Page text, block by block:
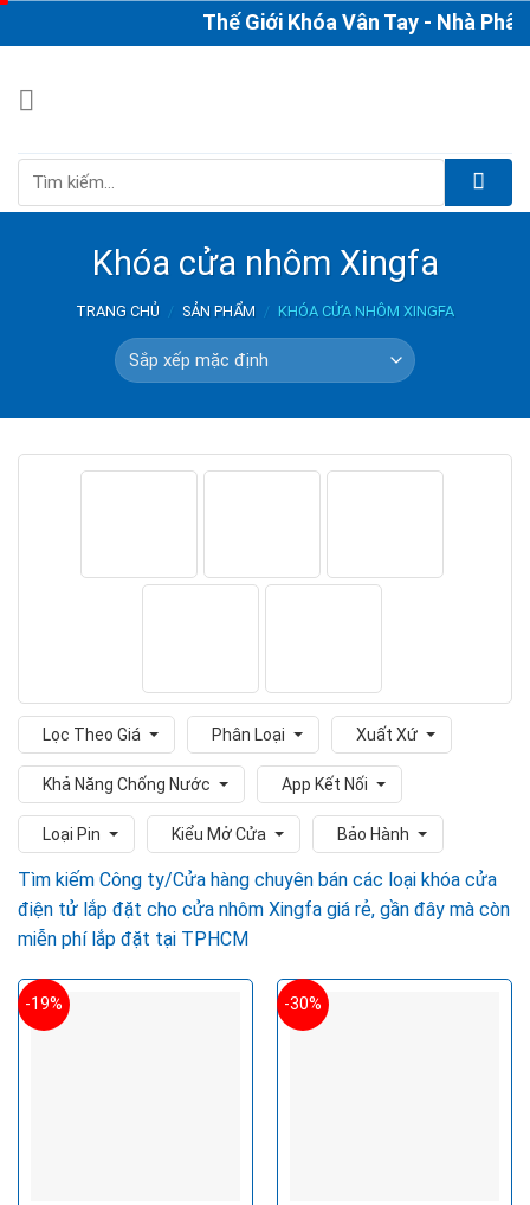
to
Thế Giới Khóa Vân Tay - Nhà Phân
Tìm
Khóa cửa nhôm Xingfa
TRANG CHỦ / SẢN PHẨM / KHÓA CỬA NHÔM XINGFA
Lọc Theo Giá Phân Loại Xuất Xứ
Khả Năng Chống Nước App Kết Nối
Loại Pin Kiểu Mở Cửa Bảo Hành
Tìm kiếm Công ty/Cửa hàng chuyên bán các loại khóa cửa
điện tử lắp đặt cho cửa nhôm Xingfa giá rẻ, gần đây mà còn
miễn phí lắp đặt tại TPHCM
-19% -30%